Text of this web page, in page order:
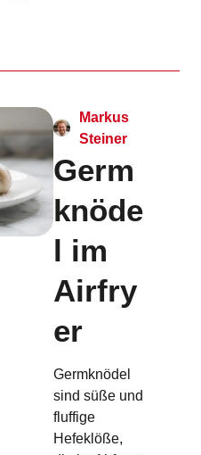
Markus
Steiner
Germ
knöde
l im
Airfry
er
Germknödel
sind süße und
fluffige
Hefeklöße,